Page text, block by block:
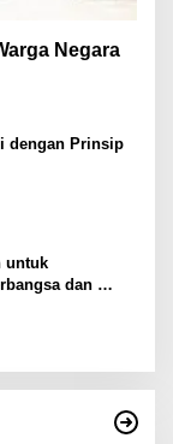
Negara
dengan Prinsip
untuk
dan